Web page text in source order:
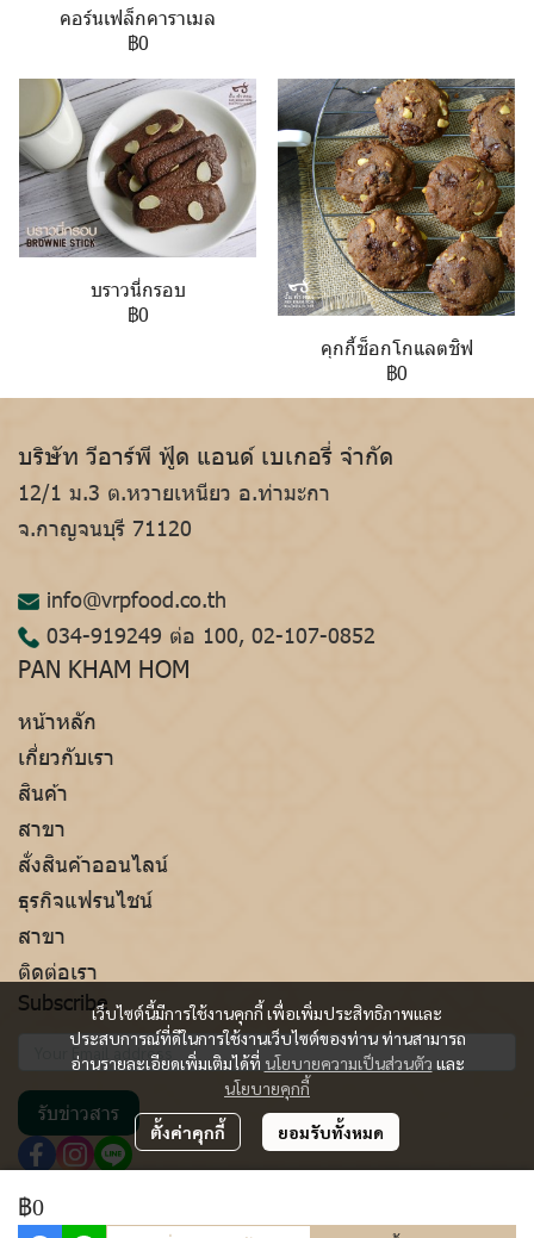
คอร์นเฟล็กคาราเมล
฿0
บราวนี่กรอบ
฿0
คุกกี้ช็อกโกแลตชิฟ
฿0
฿0
เว็บไซต์นี้มีการใช้งานคุกกี้ เพื่อเพิ่มประสิทธิภาพและ
ประสบการณ์ที่ดีในการใช้งานเว็บไซต์ของท่าน ท่านสามารถ
อ่านรายละเอียดเพิ่มเติมได้ที่ นโยบายความเป็นส่วนตัว และ
นโยบายคุกกี้
ตั้งค่าคุกกี้ ยอมรับทั้งหมด
บริษัท วีอาร์พี ฟู้ด แอนด์ เบเกอรี่ จำกัด
12/1 ม.3 ต.หวายเหนียว อ.ท่ามะกา
จ.กาญจนบุรี 71120
info@vrpfood.co.th
034-919249 ต่อ 100, 02-107-0852
PAN KHAM HOM
หน้าหลัก
เกี่ยวกับเรา
สินค้า
สาขา
สั่งสินค้าออนไลน์
ธุรกิจแฟรนไชน์
สาขา
ติดต่อเรา
Subscribe
รับข่าวสาร
Copyright | All Rights Reserved.